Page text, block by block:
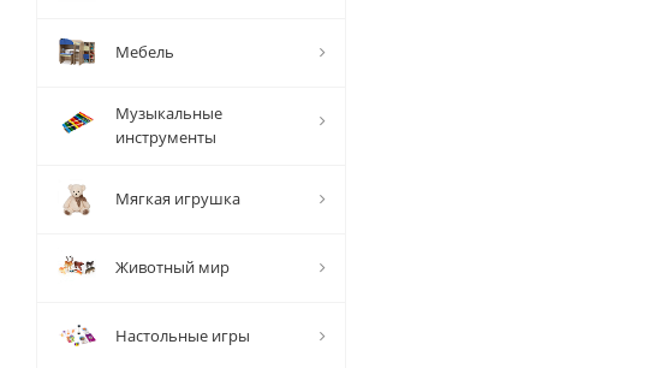
Мебель
Музыкальные
инструменты
Мягкая игрушка
Животный мир
Настольные игры